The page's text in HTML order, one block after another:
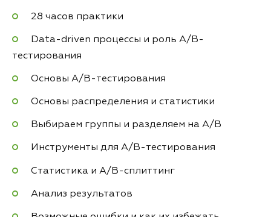
28 часов практики
Data-driven процессы и роль A/B-
тестирования
Основы A/B-тестирования
Основы распределения и статистики
Выбираем группы и разделяем на A/B
Инструменты для А/B-тестирования
Статистика и А/B-сплиттинг
Анализ результатов